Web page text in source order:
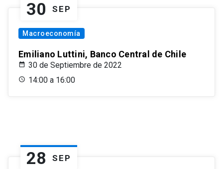
30 SEP
Macroeconomía
Emiliano Luttini, Banco Central de Chile
30 de Septiembre de 2022
14:00 a 16:00
28 SEP